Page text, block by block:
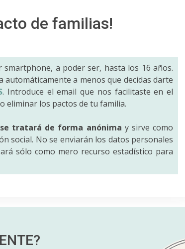
de familias!
a poder ser, hasta los 16 años.
a menos que decidas darte
. Introduce el email que nos facilitaste en el
eliminar los pactos de tu familia.
tratará de forma anónima y sirve como
social. No se enviarán los datos personales
sólo como mero recurso estadístico para